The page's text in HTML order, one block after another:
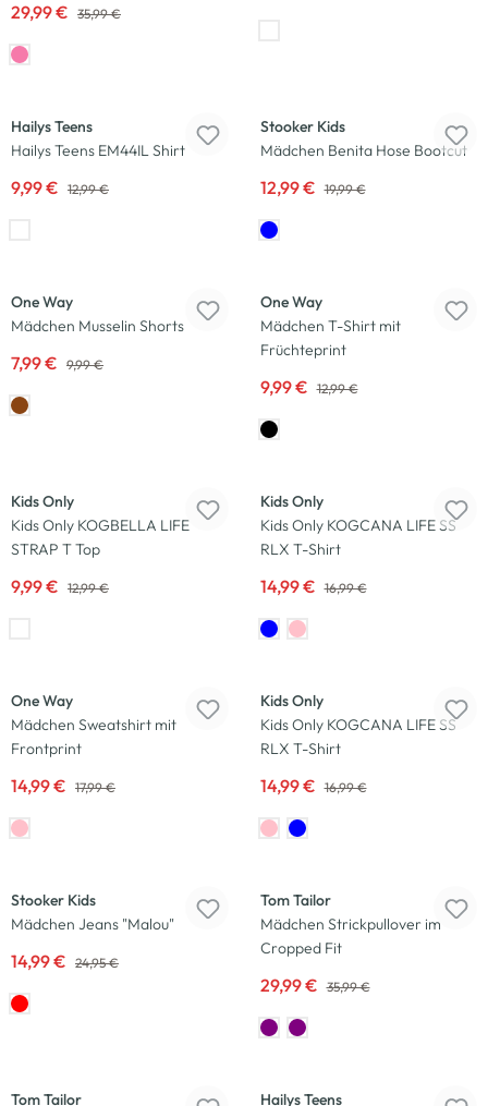
29,99 € 35,99 €
Hailys Teens
Hailys Teens EM44IL Shirt
9,99 € 12,99 €
Stooker Kids
Mädchen Benita Hose Bootcut
12,99 € 19,99 €
One Way
Mädchen Musselin Shorts
7,99 € 9,99 €
One Way
Mädchen T-Shirt mit
Früchteprint
9,99 € 12,99 €
Kids Only
Kids Only KOGBELLA LIFE
STRAP T Top
9,99 € 12,99 €
Kids Only
Kids Only KOGCANA LIFE SS
RLX T-Shirt
14,99 € 16,99 €
One Way
Mädchen Sweatshirt mit
Frontprint
14,99 € 17,99 €
Kids Only
Kids Only KOGCANA LIFE SS
RLX T-Shirt
14,99 € 16,99 €
Stooker Kids
Mädchen Jeans "Malou"
14,99 € 24,95 €
Tom Tailor
Mädchen Strickpullover im
Cropped Fit
29,99 € 35,99 €
Tom Tailor Hailys Teens